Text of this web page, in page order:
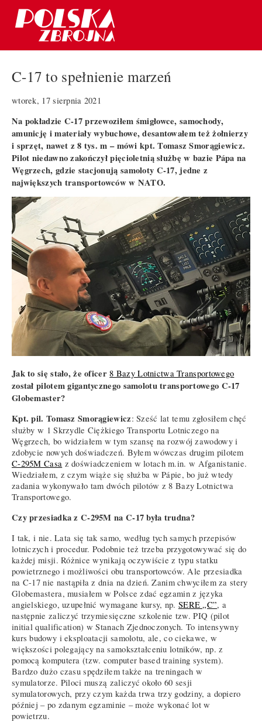
C-17 to spełnienie marzeń
wtorek, 17 sierpnia 2021
Na pokładzie C-17 przewoziłem śmigłowce, samochody,
amunicję i materiały wybuchowe, desantowałem też żołnierzy
i sprzęt, nawet z 8 tys. m – mówi kpt. Tomasz Smorągiewicz.
Pilot niedawno zakończył pięcioletnią służbę w bazie Pápa na
Węgrzech, gdzie stacjonują samoloty C-17, jedne z
największych transportowców w NATO.
Jak to się stało, że oficer8 Bazy Lotnictwa Transportowego
został pilotem gigantycznego samolotu transportowego C-17
Globemaster?
Kpt. pil. Tomasz Smorągiewicz: Sześć lat temu zgłosiłem chęć
służby w 1 Skrzydle Ciężkiego Transportu Lotniczego na
Węgrzech, bo widziałem w tym szansę na rozwój zawodowy i
zdobycie nowych doświadczeń. Byłem wówczas drugim pilotem
C-295M Casa z doświadczeniem w lotach m.in. w Afganistanie.
Wiedziałem, z czym wiąże się służba w Pápie, bo już wtedy
zadania wykonywało tam dwóch pilotów z 8 Bazy Lotnictwa
Transportowego.
Czy przesiadka z C-295M na C-17 była trudna?
I tak, i nie. Lata się tak samo, według tych samych przepisów
lotniczych i procedur. Podobnie też trzeba przygotowywać się do
każdej misji. Różnice wynikają oczywiście z typu statku
powietrznego i możliwości obu transportowców. Ale przesiadka
na C-17 nie nastąpiła z dnia na dzień. Zanim chwyciłem za stery
Globemastera, musiałem w Polsce zdać egzamin z języka
angielskiego, uzupełnić wymagane kursy, np. SERE „C”, a
następnie zaliczyć trzymiesięczne szkolenie tzw. PIQ (pilot
initial qualification) w Stanach Zjednoczonych. To intensywny
kurs budowy i eksploatacji samolotu, ale, co ciekawe, w
większości polegający na samokształceniu lotników, np. z
pomocą komputera (tzw. computer based training system).
Bardzo dużo czasu spędziłem także na treningach w
symulatorze. Piloci muszą zaliczyć około 60 sesji
symulatorowych, przy czym każda trwa trzy godziny, a dopiero
później – po zdanym egzaminie – może wykonać lot w
powietrzu.